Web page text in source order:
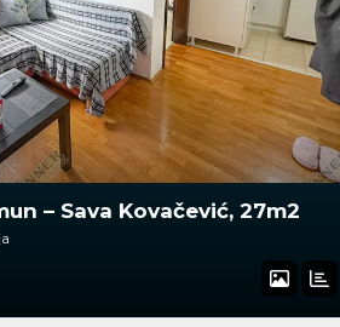
– Sava Kovačević, 27m2